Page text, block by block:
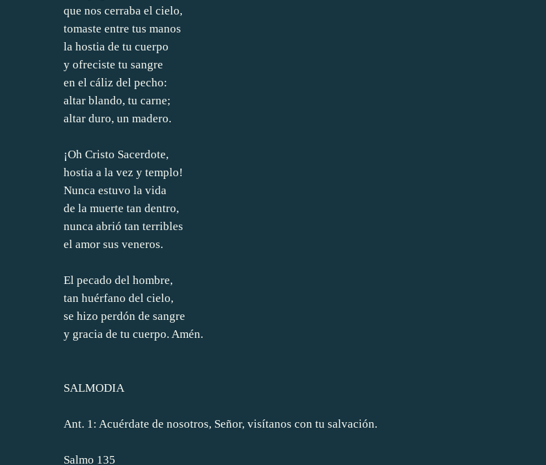
que nos cerraba el cielo,
tomaste entre tus manos
la hostia de tu cuerpo
y ofreciste tu sangre
en el cáliz del pecho:
altar blando, tu carne;
altar duro, un madero.
¡Oh Cristo Sacerdote,
hostia a la vez y templo!
Nunca estuvo la vida
de la muerte tan dentro,
nunca abrió tan terribles
el amor sus veneros.
El pecado del hombre,
tan huérfano del cielo,
se hizo perdón de sangre
y gracia de tu cuerpo. Amén.
SALMODIA
Ant. 1: Acuérdate de nosotros, Señor, visítanos con tu salvación.
Salmo 135